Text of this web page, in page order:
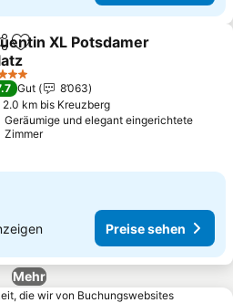
Zu Favoriten hinzufügen
XL Potsdamer
sehen
Gut
8’063
2.0 km bis Kreuzberg
Geräumige und elegant eingerichtete
Zimmer
Preise sehen
Mehr
die wir von Buchungswebsites